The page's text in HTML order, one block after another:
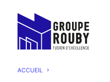
ACCUEIL